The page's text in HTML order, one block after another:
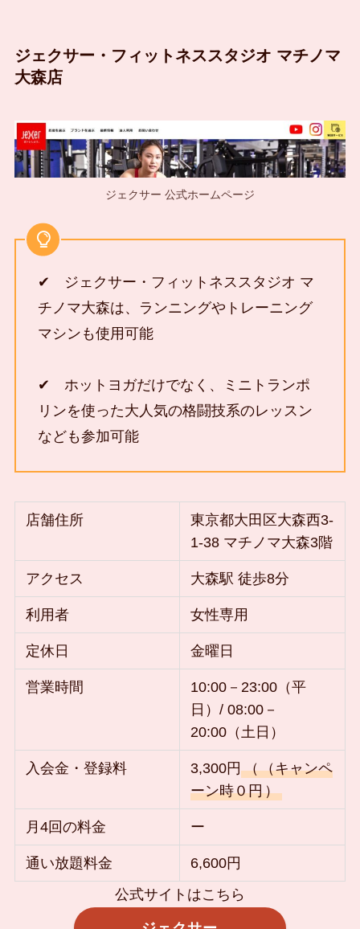
ジェクサー・フィットネススタジオ マチノマ
大森店
ジェクサー 公式ホームページ
✔ ジェクサー・フィットネススタジオ マ
チノマ大森は、ランニングやトレーニング
マシンも使用可能
✔ ホットヨガだけでなく、ミニトランポ
リンを使った大人気の格闘技系のレッスン
なども参加可能
店舗住所
東京都大田区大森西3-
1-38 マチノマ大森3階
アクセス 大森駅 徒歩8分
利用者 女性専用
定休日 金曜日
営業時間
10:00－23:00（平
日）/ 08:00－
20:00（土日）
入会金・登録料 3,300円 （（キャンペ
ーン時０円）
月4回の料金 ー
通い放題料金
6,600円
公式サイトはこちら